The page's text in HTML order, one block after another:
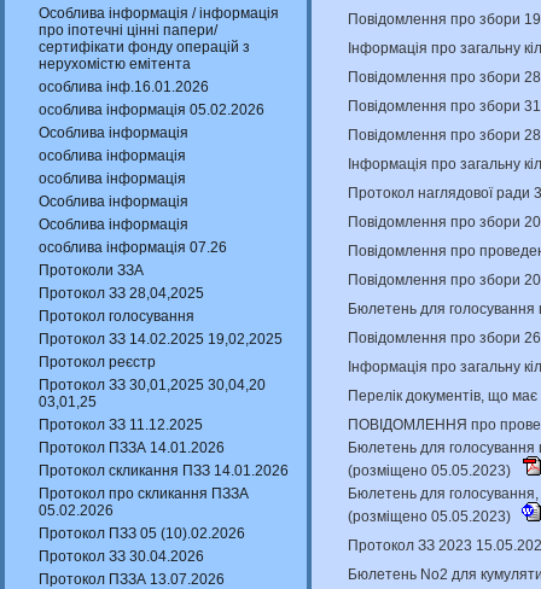
Особлива інформація / інформація
про іпотечні цінні папери/
сертифікати фонду операцій з
нерухомістю емітента
особлива інф.16.01.2026
особлива інформація 05.02.2026
Особлива інформація
особлива інформація
особлива інформація
Особлива інформація
Особлива інформація
особлива інформація 07.26
Протоколи ЗЗА
Протокол ЗЗ 28,04,2025
Протокол голосування
Протокол ЗЗ 14.02.2025 19,02,2025
Протокол реєстр
Протокол ЗЗ 30,01,2025 30,04,20
03,01,25
Протокол ЗЗ 11.12.2025
Протокол ПЗЗА 14.01.2026
Протокол скликання ПЗЗ 14.01.2026
Протокол про скликання ПЗЗА
05.02.2026
Протокол ПЗЗ 05 (10).02.2026
Протокол ЗЗ 30.04.2026
Протокол ПЗЗА 13.07.2026
Повідомлення про збори
Інформація про загальну
Повідомлення про збори
Повідомлення про збори
Повідомлення про збори
Інформація про загальну
Протокол наглядової
Повідомлення про збори
Повідомлення про
Повідомлення про збори
Бюлетень для
Повідомлення про збори
Інформація про загальну
Перелік документів, що
ПОВІДОМЛЕННЯ про
Бюлетень для голосування
(розміщено 05.05.2023)
Бюлетень для
(розміщено 05.05.2023)
Протокол ЗЗ 2023
Бюлетень No2 для